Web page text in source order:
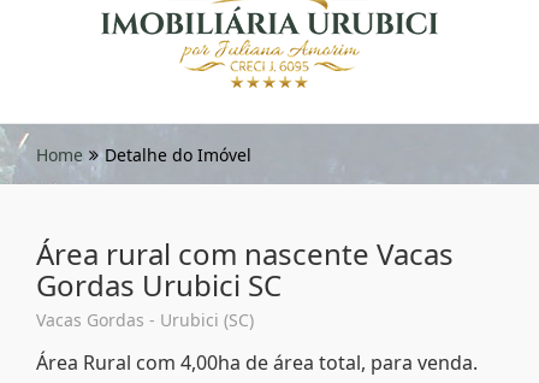
Home Detalhe do Imóvel
Área rural com nascente Vacas
Gordas Urubici SC
Vacas Gordas - Urubici (SC)
Área Rural com 4,00ha de área total, para venda.